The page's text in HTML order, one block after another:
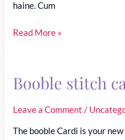
haine. Cum
Tehnica
Croșetat
Read More »
Booble stitch
Leave a Comment /
The booble Cardi is your